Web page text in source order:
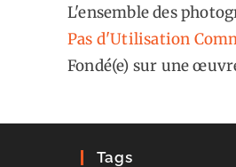
L'ensemble des
Pas d'Utilisation
Fondé(e) sur une
Tags